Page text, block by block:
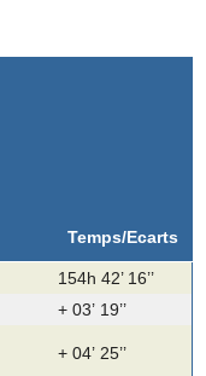
Temps/Ecarts
154h 42’ 16’’
+ 03’ 19’’
+ 04’ 25’’